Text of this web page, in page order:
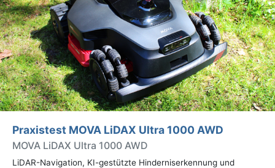
Praxistest MOVA LiDAX Ultra 1000 AWD
MOVA LiDAX Ultra 1000 AWD
LiDAR-Navigation, KI-gestützte Hinderniserkennung und